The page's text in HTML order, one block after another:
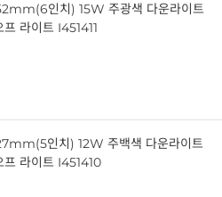
인치) 15W 주광색 다운라이트
라이트 I451411
인치) 12W 주백색 다운라이트
라이트 I451410